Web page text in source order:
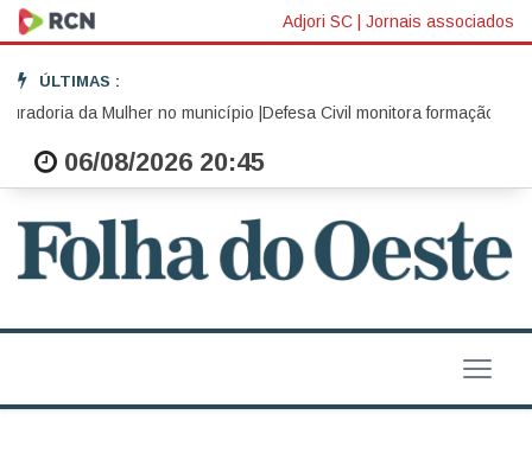
Adjori SC | Jornais associados
ÚLTIMAS :
da Mulher no município |Defesa Civil monitora formação de
06/08/2026 20:45